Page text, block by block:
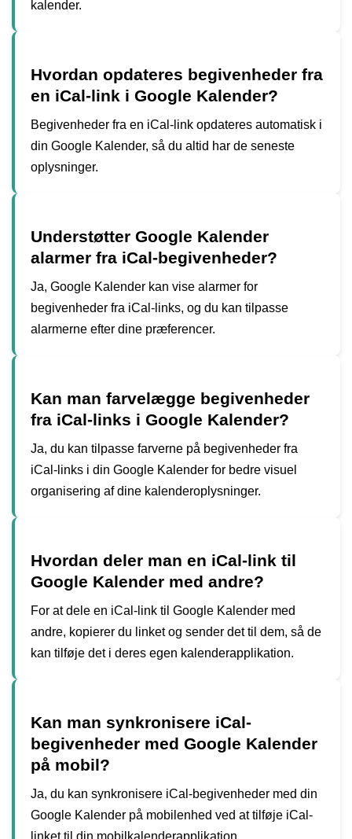
kalender.
Hvordan opdateres begivenheder fra
en iCal-link i Google Kalender?
Begivenheder fra en iCal-link opdateres automatisk i
din Google Kalender, så du altid har de seneste
oplysninger.
Understøtter Google Kalender
alarmer fra iCal-begivenheder?
Ja, Google Kalender kan vise alarmer for
begivenheder fra iCal-links, og du kan tilpasse
alarmerne efter dine præferencer.
Kan man farvelægge begivenheder
fra iCal-links i Google Kalender?
Ja, du kan tilpasse farverne på begivenheder fra
iCal-links i din Google Kalender for bedre visuel
organisering af dine kalenderoplysninger.
Hvordan deler man en iCal-link til
Google Kalender med andre?
For at dele en iCal-link til Google Kalender med
andre, kopierer du linket og sender det til dem, så de
kan tilføje det i deres egen kalenderapplikation.
Kan man synkronisere iCal-
begivenheder med Google Kalender
på mobil?
Ja, du kan synkronisere iCal-begivenheder med din
Google Kalender på mobilenhed ved at tilføje iCal-
linket til din mobilkalenderapplikation.